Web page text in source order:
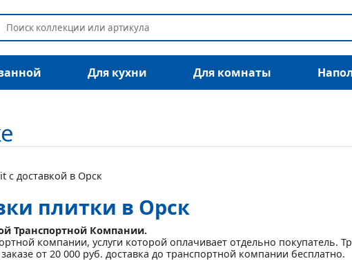
Для кухни Для комнаты
с доставкой в Орск
плитки в Орск
Транспортной Компании.
компании, услуги которой оплачивает отдельно покупатель.
от 20 000 руб. доставка до транспортной компании бесплатно.